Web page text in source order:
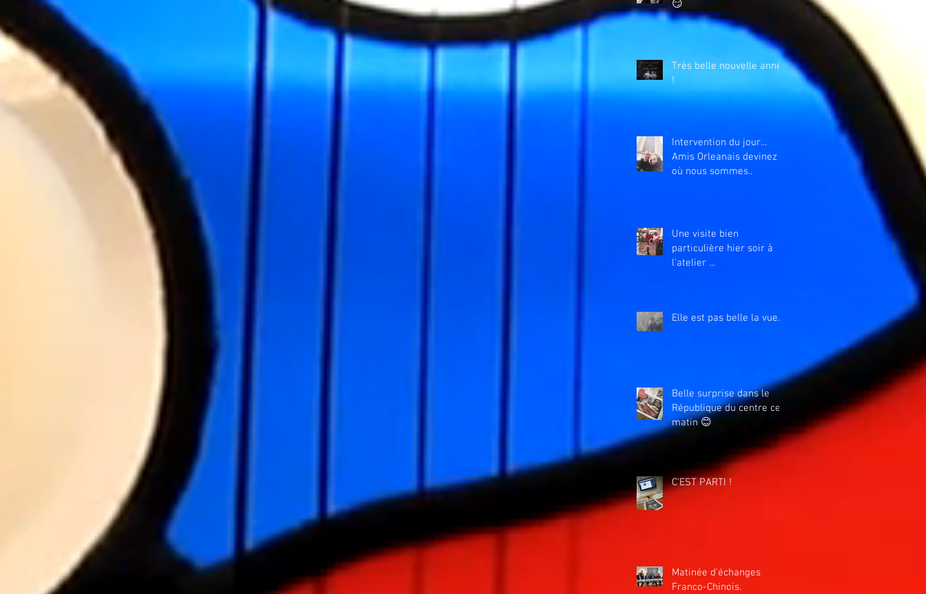
😏
Très belle nouvelle année
!
Intervention du jour...
Amis Orleanais devinez
où nous sommes..
Une visite bien
particulière hier soir à
l'atelier ...
Elle est pas belle la vue....
Belle surprise dans le
République du centre ce
matin 😊
C'EST PARTI !
Matinée d'échanges
Franco-Chinois.